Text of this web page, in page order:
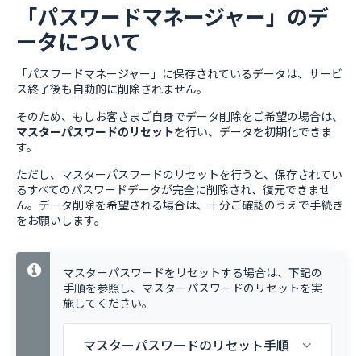
「パスワードマネージャー」のデ
ータについて
「パスワードマネージャー」に保存されているデータは、サービ
ス終了後も自動的に削除されません。
そのため、もしお客さまご自身でデータ削除をご希望の場合は、
マスターパスワードのリセットを行い、データを初期化できま
す。
ただし、マスターパスワードのリセットを行うと、保存されてい
るすべてのパスワードデータが完全に削除され、復元できませ
ん。データ削除を希望される場合は、十分ご確認のうえで手続き
をお願いします。
マスターパスワードをリセットする場合は、下記の
手順を参照し、マスターパスワードのリセットを実
施してください。
マスターパスワードのリセット手順